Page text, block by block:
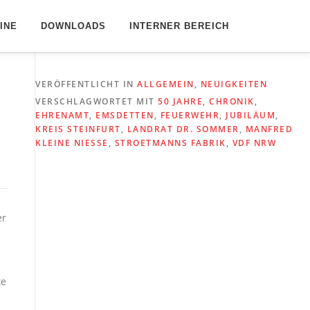
DOWNLOADS INTERNER BEREICH
VERÖFFENTLICHT IN ALLGEMEIN, NEUIGKEITEN
VERSCHLAGWORTET MIT 50 JAHRE, CHRONIK,
EHRENAMT, EMSDETTEN, FEUERWEHR, JUBILÄUM,
KREIS STEINFURT, LANDRAT DR. SOMMER, MANFRED
KLEINE NIESSE , STROETMANNS FABRIK, VDF NRW